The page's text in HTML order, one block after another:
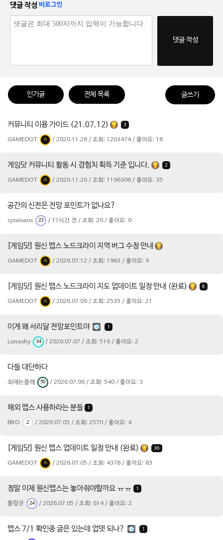
댓글 작성 비로그인
댓글 작성
인기글 전체 목록 글쓰기
커뮤니티 이용 가이드 (21.07.12) 3
GAMEDOT A / 2020.11.26 / 조회: 1203474 / 좋아요: 18
게임닷 커뮤니티 활동 시 경험치 획득 기준 입니다. 2
GAMEDOT A / 2020.11.26 / 조회: 1196306 / 좋아요: 35
공간의 신전은 전망 포인트가 없나요?
cjswoaos 23 / 17시간 전 / 조회: 20 / 좋아요: 0
[게임닷] 원신 맵스 노드크라이 지역 버그 수정 안내
GAMEDOT A / 2026.07.12 / 조회: 1963 / 좋아요: 9
[게임닷] 원신 맵스 노드크라이 지도 업데이트 일정 안내 (완료) 6
GAMEDOT A / 2026.07.09 / 조회: 2535 / 좋아요: 21
이게 왜 서리달 전망포인트야 1
Lunashy 34 / 2026.07.07 / 조회: 516 / 좋아요: 2
다들 대단하다
최애는클레 50 / 2026.07.06 / 조회: 540 / 좋아요: 3
해외 맵스 사용하라는 분들 1
BRO 2 / 2026.07.05 / 조회: 2570 / 좋아요: 4
[게임닷] 원신 맵스 업데이트 일정 안내 (완료) 36
GAMEDOT A / 2026.07.05 / 조회: 4378 / 좋아요: 83
정말 이제 원신맵스는 놓아줘야할까요 ㅠㅠ 1
플랑군 24 / 2026.07.05 / 조회: 614 / 좋아요: 2
맵스 7/1 확인중 글은 있는데 업뎃 되나? 1